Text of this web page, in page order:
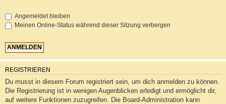
Angemeldet bleiben
Meinen Online-Status während dieser Sitzung verbergen
REGISTRIEREN
Du musst in diesem Forum registriert sein, um dich anmelden zu können.
Die Registrierung ist in wenigen Augenblicken erledigt und ermöglicht dir,
auf weitere Funktionen zuzugreifen. Die Board-Administration kann